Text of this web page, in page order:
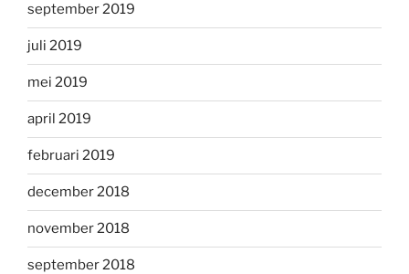
september 2019
juli 2019
mei 2019
april 2019
februari 2019
december 2018
november 2018
september 2018